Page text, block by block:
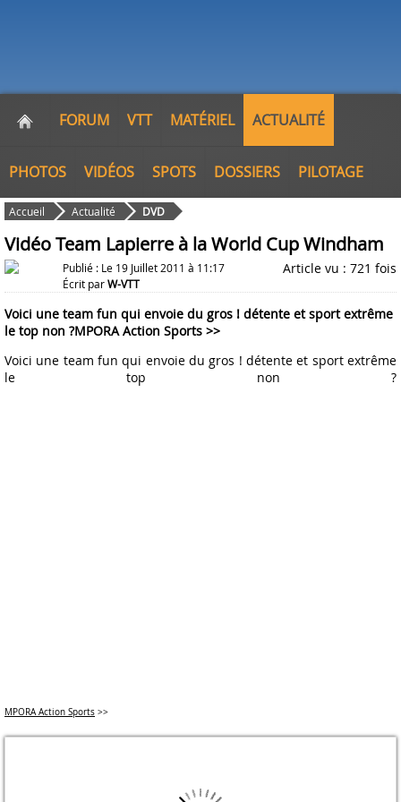
FORUM VTT MATÉRIEL ACTUALITÉ
PHOTOS VIDÉOS SPOTS DOSSIERS PILOTAGE
Accueil Actualité DVD
Vidéo Team Lapierre à la World Cup Windham
Publié : Le 19 Juillet 2011 à 11:17
Écrit parW-VTT
Article vu : 721 fois
Voici une team fun qui envoie du gros ! détente et sport extrême
le top non ?MPORA Action Sports >>
Voici une team fun qui envoie du gros ! détente et sport extrême
le top non ?
MPORA Action Sports >>